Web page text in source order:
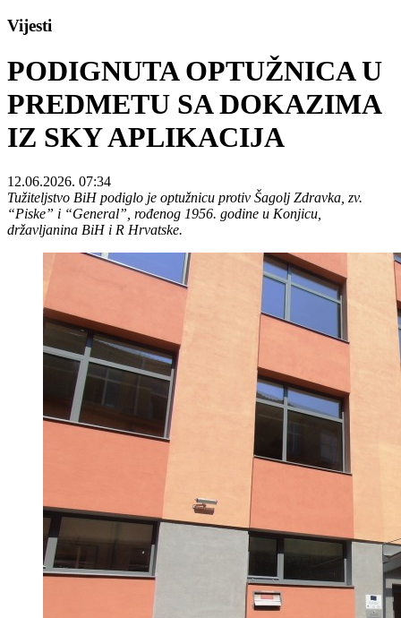
Vijesti
PODIGNUTA OPTUŽNICA U
PREDMETU SA DOKAZIMA
IZ SKY APLIKACIJA
12.06.2026. 07:34
Tužiteljstvo BiH podiglo je optužnicu protiv Šagolj Zdravka, zv.
“Piske” i “General”, rođenog 1956. godine u Konjicu,
državljanina BiH i R Hrvatske.